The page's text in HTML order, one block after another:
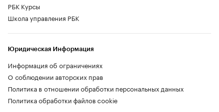
РБК Курсы
Школа управления РБК
Юридическая Информация
Информация об ограничениях
О соблюдении авторских прав
Политика в отношении обработки персональных данных
Политика обработки файлов cookie